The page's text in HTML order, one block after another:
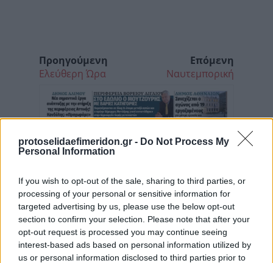
protoselidaefimeridon.gr - Do Not Process My
Personal Information
If you wish to opt-out of the sale, sharing to third parties, or
processing of your personal or sensitive information for
targeted advertising by us, please use the below opt-out
section to confirm your selection. Please note that after your
opt-out request is processed you may continue seeing
interest-based ads based on personal information utilized by
us or personal information disclosed to third parties prior to
Προηγούμενη
Ελεύθερη Ώρα
Επόμενη
Ναυτεμπορική